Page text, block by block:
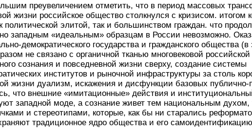
преувеличением отметить, что в период массовых
жизни российское общество столкнулся с кризисом. итогом
политической элитой, так и большинством граждан. что
западным «идеальным» образцам в России невозможно.
демократического государства и гражданского общества (в
не связано с органичной тканью многовековой российской
сознания и повседневной жизни сверху, создание системы
институтов и рыночной инфраструктуры за столь
жизни дуализм, искажения и дисфункции базовых публично-
что внешние «имитационные» действия и
западной моде, а сознание живет тем национальным духом,
и стереотипами, которые, как бы ни старались
традиционное ядро общества и его